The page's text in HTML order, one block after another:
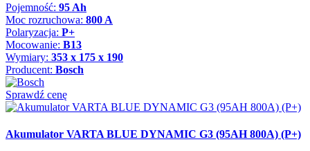
Pojemność: 95 Ah
Moc rozruchowa: 800 A
Polaryzacja: P+
Mocowanie: B13
Wymiary: 353 x 175 x 190
Producent: Bosch
Sprawdź cenę
Akumulator VARTA BLUE DYNAMIC G3 (95AH 800A) (P+)